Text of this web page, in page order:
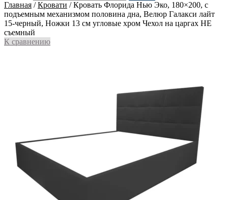
Главная /Кровати /Кровать Флорида Нью Эко, 180×200, с
подъемным механизмом половина дна, Велюр Галакси лайт
15-черный, Ножки 13 см угловые хром Чехол на царгах НЕ
съемный
К сравнению